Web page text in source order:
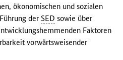
ökonomischen und sozialen
derSED sowie über
Faktoren
vorwärtsweisender